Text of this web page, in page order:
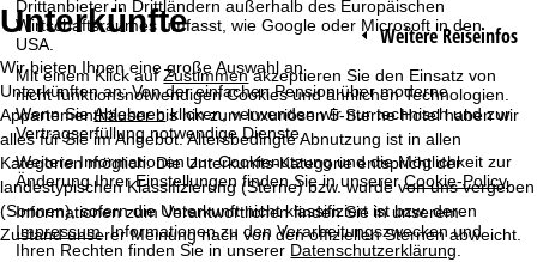
Drittanbieter in Drittländern außerhalb des Europäischen
Wirtschaftsraumes umfasst, wie Google oder Microsoft in den
USA.
Mit einem Klick aufZustimmenakzeptieren Sie den Einsatz von
nicht funktionsnotwendigen Cookies und ähnlichen Technologien.
Wenn SieAblehnenklicken, verwenden wir nur technisch und zur
Vertragserfüllung notwendige Dienste.
Weitere Informationen zur Cookienutzung und die Möglichkeit zur
Änderung Ihrer Einstellungen finden Sie in unsererCookie-Policy.
Informationen zum Verantwortlichen finden Sie in unserem
Impressum. Informationen zu den Verarbeitungszwecken und
Ihren Rechten finden Sie in unserer Datenschutzerklärung
a
r
t
s
e
Weitere Reiseinfos
Unterkünfte
Wir bieten Ihnen eine große Auswahl an
Unterkünften an: Von der einfachen Pension über moderne
Appartementhäuser bis hin zum luxuriösen 5-Sterne Hotel haben wir
alles für Sie im Angebot. Altersbedingte Abnutzung ist in allen
Kategorien möglich. Die Unterkunfts-Kategorie entspricht der
landestypischen Klassifizierung (Sterne) bzw. wurde von uns vergeben
(Sonnen), sofern die Unterkunft nicht klassifiziert ist bzw. deren
Zustand unserer Meinung nach von den offiziellen Sternen abweicht.